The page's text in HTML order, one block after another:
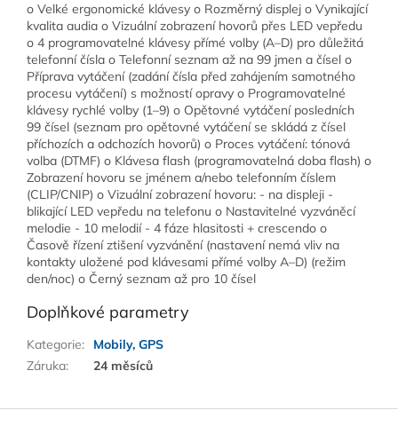
o Velké ergonomické klávesy o Rozměrný displej o Vynikající
kvalita audia o Vizuální zobrazení hovorů přes LED vepředu
o 4 programovatelné klávesy přímé volby (A–D) pro důležitá
telefonní čísla o Telefonní seznam až na 99 jmen a čísel o
Příprava vytáčení (zadání čísla před zahájením samotného
procesu vytáčení) s možností opravy o Programovatelné
klávesy rychlé volby (1–9) o Opětovné vytáčení posledních
99 čísel (seznam pro opětovné vytáčení se skládá z čísel
příchozích a odchozích hovorů) o Proces vytáčení: tónová
volba (DTMF) o Klávesa flash (programovatelná doba flash) o
Zobrazení hovoru se jménem a/nebo telefonním číslem
(CLIP/CNIP) o Vizuální zobrazení hovoru: - na displeji -
blikající LED vepředu na telefonu o Nastavitelné vyzváněcí
melodie - 10 melodií - 4 fáze hlasitosti + crescendo o
Časově řízení ztišení vyzvánění (nastavení nemá vliv na
kontakty uložené pod klávesami přímé volby A–D) (režim
den/noc) o Černý seznam až pro 10 čísel
Doplňkové parametry
Kategorie:
Mobily, GPS
Záruka: 24 měsíců